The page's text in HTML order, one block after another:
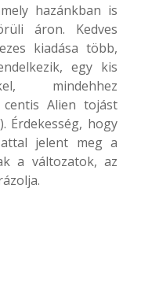
hazánkban is
áron. Kedves
kiadása több,
egy kis
mindehhez
Alien tojást
Érdekesség, hogy
jelent meg a
a változatok, az